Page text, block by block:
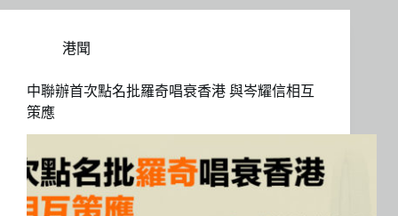
港聞
中聯辦首次點名批羅奇唱衰香港 與岑耀信相互
策應